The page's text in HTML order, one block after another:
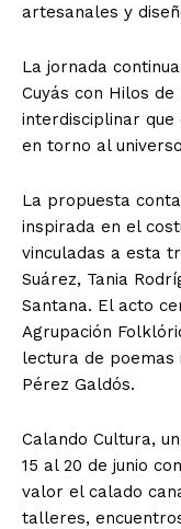
artesanales y
La jornada
Cuyás con Hilos
interdisciplinar
en torno al
La propuesta
inspirada en el
vinculadas a esta
Suárez, Tania
Santana. El acto
Agrupación
lectura de
Pérez Galdós.
Calando Cultura,
15 al 20 de junio
valor el calado
talleres,